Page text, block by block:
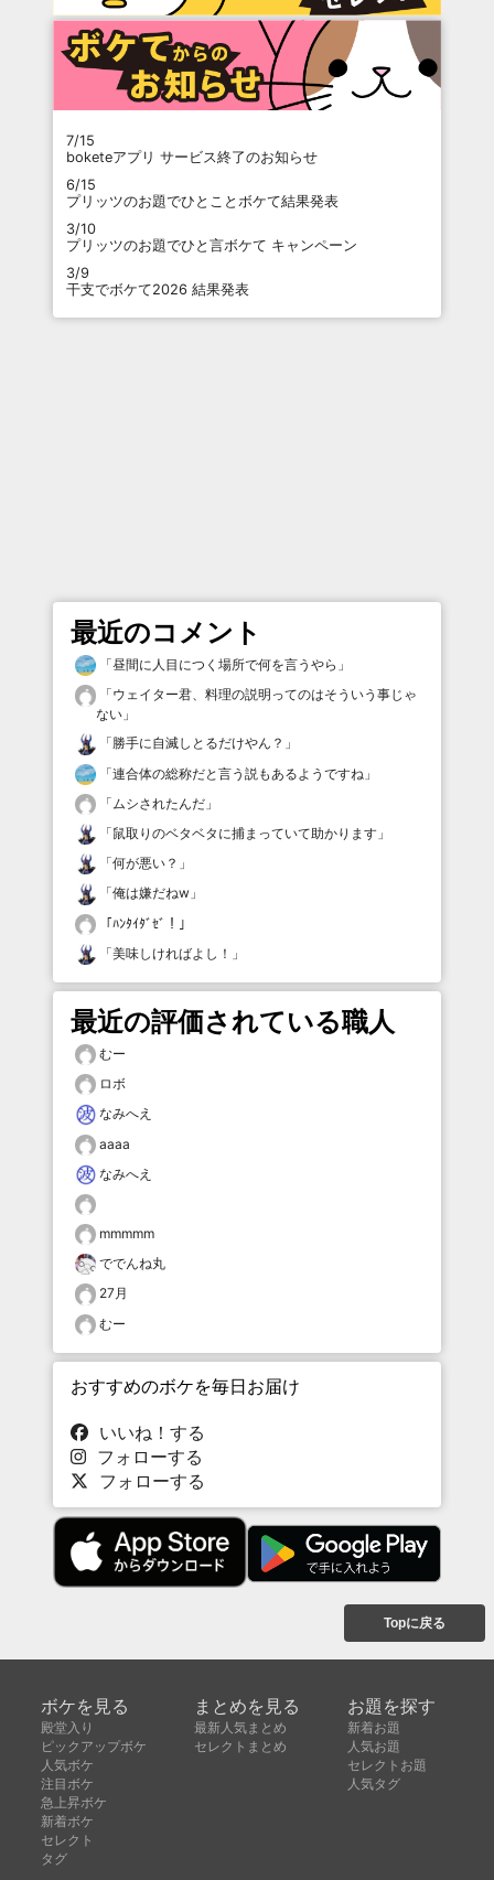
7/15
boketeアプリ サービス終了のお知らせ
6/15
プリッツのお題でひとことボケて結果発表
3/10
プリッツのお題でひと言ボケて キャンペーン
3/9
干支でボケて2026 結果発表
最近のコメント
「昼間に人目につく場所で何を言うやら 」
「ウェイター君、料理の説明ってのはそういう事じゃ
ない 」
「勝手に自滅しとるだけやん？ 」
「連合体の総称だと言う説もあるようですね 」
「 ムシされたんだ 」
「鼠取りのベタベタに捕まっていて助かります 」
「何が悪い？ 」
「俺は嫌だねw 」
「ﾊﾝﾀｲﾀﾞｾﾞ！ 」
「美味しければよし！ 」
最近の評価されている職人
むー
ロボ
なみへえ
aaaa
なみへえ
mmmmm
ででんね丸
27月
むー
おすすめのボケを毎日お届け
いいね！する
フォローする
フォローする
Topに戻る
ボケを見る
殿堂入り
ピックアップボケ
人気ボケ
注目ボケ
急上昇ボケ
新着ボケ
セレクト
タグ
まとめを見る
最新人気まとめ
セレクトまとめ
お題を探す
新着お題
人気お題
セレクトお題
人気タグ